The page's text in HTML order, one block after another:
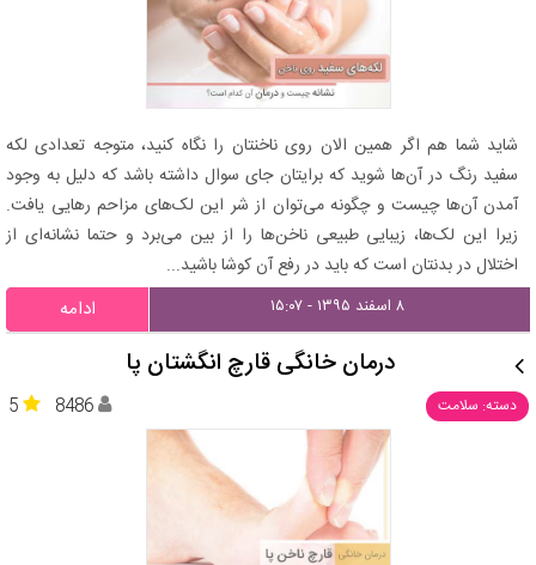
شاید شما هم اگر همین الان روی ناخنتان را نگاه کنید، متوجه تعدادی لکه
سفید رنگ در آن‌ها شوید که برایتان جای سوال داشته باشد که دلیل به وجود
آمدن آن‌ها چیست و چگونه می‌توان از شر این لک‌های مزاحم رهایی یافت.
زیرا این لک‌ها، زیبایی طبیعی ناخن‌ها را از بین می‌برد و حتما نشانه‌ای از
اختلال در بدنتان است که باید در رفع آن کوشا باشید...
۸ اسفند ۱۳۹۵ - ۱۵:۰۷ ادامه
درمان خانگی قارچ انگشتان پا
دسته: سلامت 5 8486